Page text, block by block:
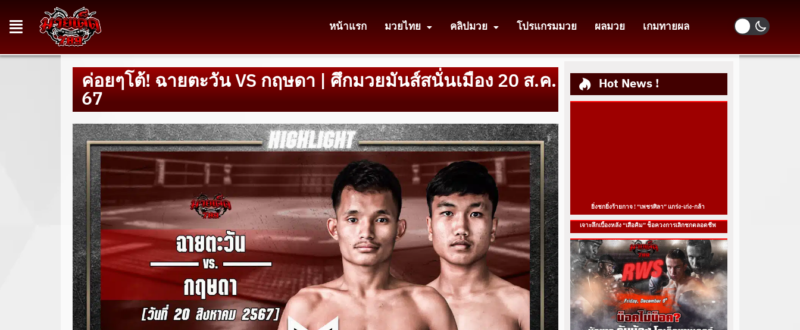
หน้าแรก มวยไทย คลิปมวย โปรแกรมมวย ผลมวย เกมทายผล
ค่อยๆโต้! ฉายตะวัน VS กฤษดา | ศึกมวยมันส์สนั่นเมือง 20 ส.ค.
67
Hot News !
ยิ่งชกยิ่งร้ายกาจ ! “เพชรศิลา” แกร่ง-เก่ง-กล้า
เจาะลึกเบื้องหลัง “เสือคิม” ช็อควงการเลิกชกตลอดชีพ